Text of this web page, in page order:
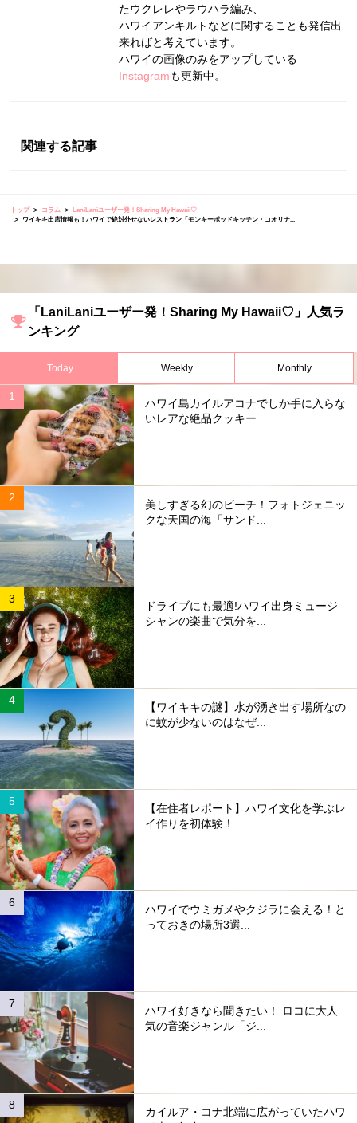
たウクレレやラウハラ編み、
ハワイアンキルトなどに関することも発信出
来ればと考えています。
ハワイの画像のみをアップしている
Instagramも更新中。
関連する記事
トップ コラム
LaniLaniユーザー発！Sharing My Hawaii♡
ワイキキ出店情報も！ハワイで絶対外せないレストラン「モンキーポッドキッチン・コオリナ...
「LaniLaniユーザー発！Sharing My Hawaii♡」人気ラ
ンキング
Today Weekly Monthly
ハワイ島カイルアコナでしか手に入らな
いレアな絶品クッキー...
美しすぎる幻のビーチ！フォトジェニッ
クな天国の海「サンド...
ドライブにも最適!ハワイ出身ミュージ
シャンの楽曲で気分を...
【ワイキキの謎】水が湧き出す場所なの
に蚊が少ないのはなぜ...
【在住者レポート】ハワイ文化を学ぶレ
イ作りを初体験！...
ハワイでウミガメやクジラに会える！と
っておきの場所3選...
ハワイ好きなら聞きたい！ ロコに大人
気の音楽ジャンル「ジ...
カイルア・コナ北端に広がっていたハワ